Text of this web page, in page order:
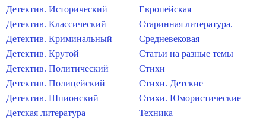
Детектив. Исторический
Детектив. Классический
Детектив. Криминальный
Детектив. Крутой
Детектив. Политический
Детектив. Полицейский
Детектив. Шпионский
Детская литература
Европейская
Старинная литература.
Средневековая
Статьи на разные темы
Стихи
Стихи. Детские
Стихи. Юмористические
Техника